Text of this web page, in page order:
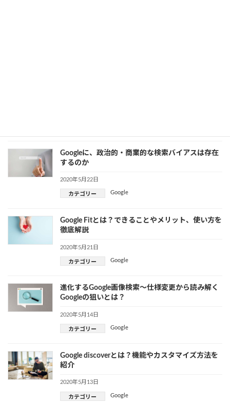
Googleに、政治的・商業的な検索バイアスは存在
するのか
2020年5月22日
カテゴリー Google
Google Fitとは？できることやメリット、使い方を
徹底解説
2020年5月21日
カテゴリー Google
進化するGoogle画像検索〜仕様変更から読み解く
Googleの狙いとは？
2020年5月14日
カテゴリー Google
Google discoverとは？機能やカスタマイズ方法を
紹介
2020年5月13日
カテゴリー Google